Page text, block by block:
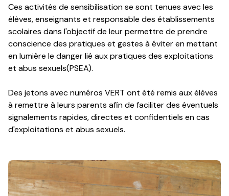
Ces activités de sensibilisation se sont tenues avec les
élèves, enseignants et responsable des établissements
scolaires dans l'objectif de leur permettre de prendre
conscience des pratiques et gestes à éviter en mettant
en lumière le danger lié aux pratiques des exploitations
et abus sexuels(PSEA).
Des jetons avec numéros VERT ont été remis aux élèves
à remettre à leurs parents afin de faciliter des éventuels
signalements rapides, directes et confidentiels en cas
d'exploitations et abus sexuels.